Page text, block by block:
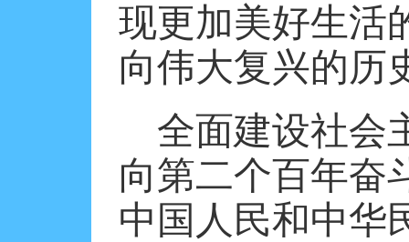
现更加美好生活
向伟大复兴的历
全面建设社会
向第二个百年奋
中国人民和中华